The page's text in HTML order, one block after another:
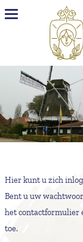
Naar
Hier kunt u zich
Bent u uw
hetcontactformulier
toe.